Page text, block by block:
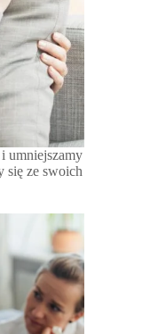
umniejszamy
się ze swoich